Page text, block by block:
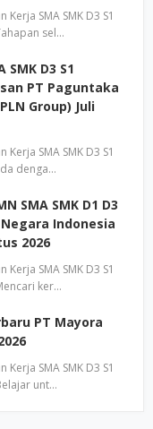
SMA SMK D3 S1
sel…
D3 S1
PT Paguntaka
Group) Juli
SMA SMK D3 S1
denga…
SMA SMK D1 D3
Indonesia
2026
SMA SMK D3 S1
ker…
PT Mayora
SMA SMK D3 S1
unt…